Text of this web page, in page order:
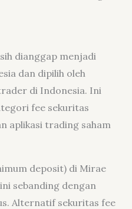
dianggap menjadi
dan dipilih oleh
di Indonesia. Ini
fee sekuritas
aplikasi trading saham
deposit) di Mirae
sebanding dengan
Alternatif sekuritas fee